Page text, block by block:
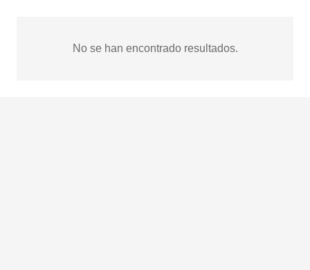
No se han encontrado resultados.